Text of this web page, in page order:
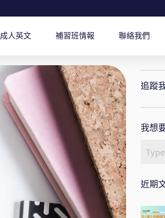
成人英文 補習班情報 聯絡我們
追蹤
我想
近期